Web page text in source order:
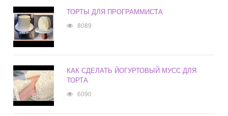
ТОРТЫ ДЛЯ ПРОГРАММИСТА
8089
КАК СДЕЛАТЬ ЙОГУРТОВЫЙ МУСС ДЛЯ
ТОРТА
6090